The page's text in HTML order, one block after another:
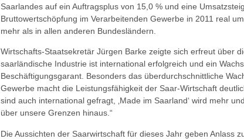
Saarlandes auf ein Auftragsplus von 15,0 % und eine
Bruttowertschöpfung im Verarbeitenden Gewerbe in 2011 real
mehr als in allen anderen Bundesländern.
Wirtschafts-Staatsekretär Jürgen Barke zeigte sich erfreut über
saarländische Industrie ist international erfolgreich und ein
Beschäftigungsgarant. Besonders das überdurchschnittliche
Gewerbe macht die Leistungsfähigkeit der Saar-Wirtschaft
sind auch international gefragt, ‚Made im Saarland‘ wird mehr
über unsere Grenzen hinaus.“
Die Aussichten der Saarwirtschaft für dieses Jahr geben Anlass